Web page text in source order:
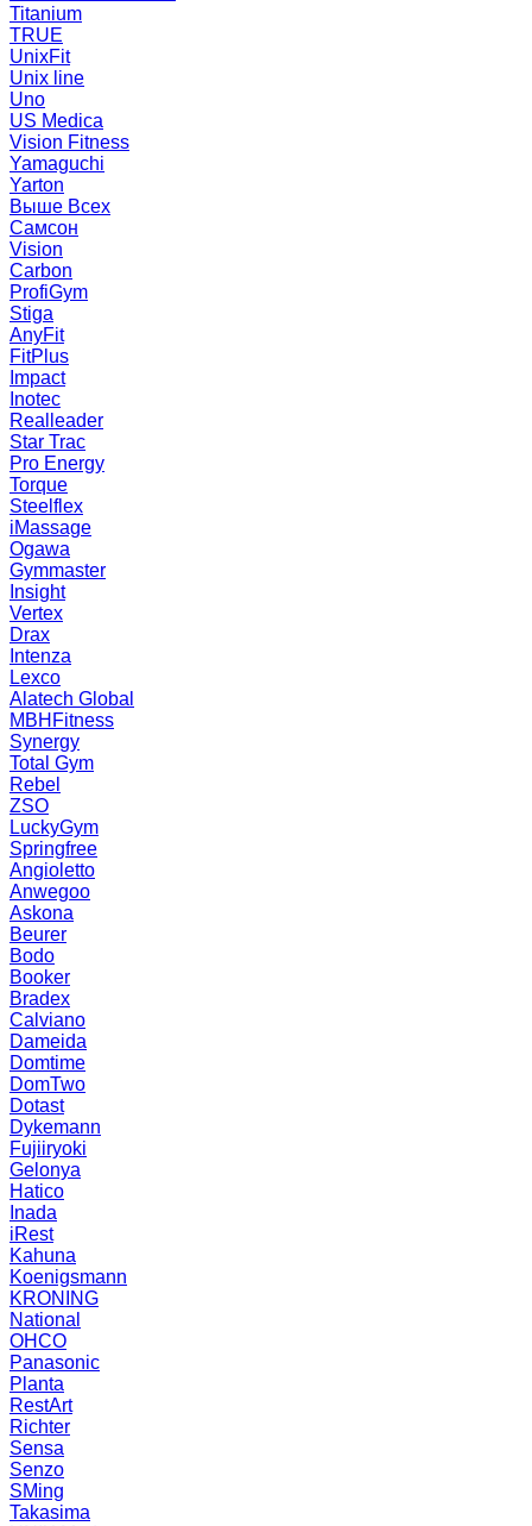
Titanium
TRUE
UnixFit
Unix line
Uno
US Medica
Vision Fitness
Yamaguchi
Yarton
Выше Всех
Самсон
Vision
Carbon
ProfiGym
Stiga
AnyFit
FitPlus
Impact
Inotec
Realleader
Star Trac
Pro Energy
Torque
Steelflex
iMassage
Ogawa
Gymmaster
Insight
Vertex
Drax
Intenza
Lexco
Alatech Global
MBHFitness
Synergy
Total Gym
Rebel
ZSO
LuckyGym
Springfree
Angioletto
Anwegoo
Askona
Beurer
Bodo
Booker
Bradex
Calviano
Dameida
Domtime
DomTwo
Dotast
Dykemann
Fujiiryoki
Gelonya
Hatico
Inada
iRest
Kahuna
Koenigsmann
KRONING
National
OHCO
Panasonic
Planta
RestArt
Richter
Sensa
Senzo
SMing
Takasima